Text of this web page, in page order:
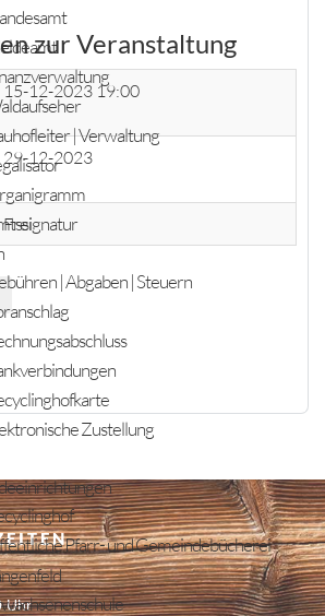
| Verwaltung
| Abgaben | Steuern
Zustellung
Pfarr- und Gemeindebücherei
zur Veranstaltung
15-12-2023 19:00
29-12-2023
Frei
Uhr